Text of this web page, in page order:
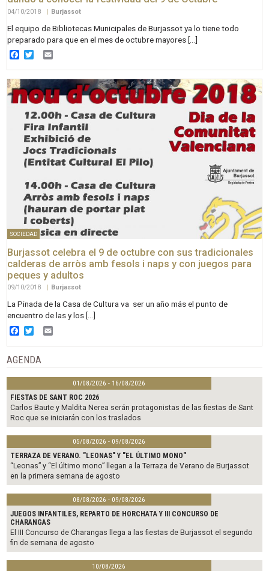
04/10/2018 | Burjassot
El equipo de Bibliotecas Municipales de Burjassot ya lo tiene todo
preparado para que en el mes de octubre mayores […]
Facebook
Twitter
SOCIEDAD
Burjassot celebra el 9 de octubre con sus tradicionales
calderas de arròs amb fesols i naps y con juegos para
peques y adultos
09/10/2018 Burjassot
La Pinada de la Casa de Cultura va ser un año más el punto de
encuentro de las y los […]
Facebook
Twitter
AGENDA
01/08/2026 - 16/08/2026
FIESTAS DE SANT ROC 2026
Carlos Baute y Maldita Nerea serán protagonistas de las fiestas de Sant
Roc que se iniciarán con los traslados
05/08/2026 - 09/08/2026
TERRAZA DE VERANO. "LEONAS" Y "EL ÚLTIMO MONO"
“Leonas” y “El último mono” llegan a la Terraza de Verano de Burjassot
en la primera semana de agosto
08/08/2026 - 09/08/2026
JUEGOS INFANTILES, REPARTO DE HORCHATA Y III CONCURSO DE
CHARANGAS
El III Concurso de Charangas llega a las fiestas de Burjassot el segundo
fin de semana de agosto
10/08/2026